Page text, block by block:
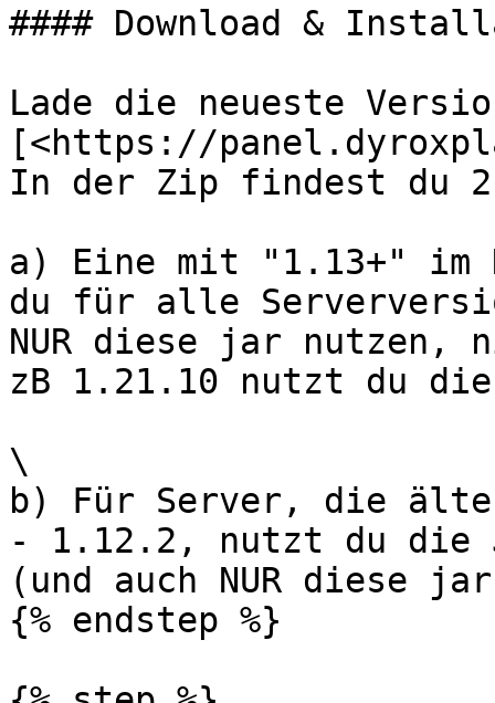
#### Download &
Lade die neueste
[<https://
In der Zip findest du
a) Eine mit "1.13+" im
du für alle
NUR diese jar
zB 1.21.10 nutzt du
\
b) Für Server, die
- 1.12.2, nutzt du die
(und auch NUR diese
{% endstep %}